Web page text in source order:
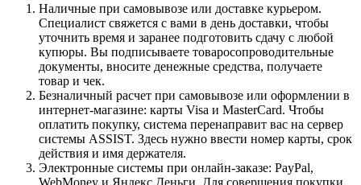
Наличные при самовывозе или доставке курьером.
Специалист свяжется с вами в день доставки, чтобы
уточнить время и заранее подготовить сдачу с любой
купюры. Вы подписываете товаросопроводительные
документы, вносите денежные средства, получаете
товар и чек.
Безналичный расчет при самовывозе или оформлении в
интернет-магазине: карты Visa и MasterCard. Чтобы
оплатить покупку, система перенаправит вас на сервер
системы ASSIST. Здесь нужно ввести номер карты, срок
действия и имя держателя.
Электронные системы при онлайн-заказе: PayPal,
WebMoney и Яндекс.Деньги. Для совершения покупки